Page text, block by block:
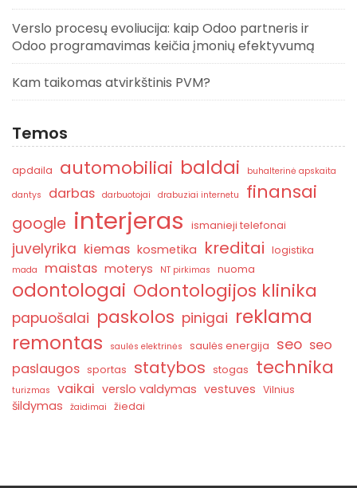
Verslo procesų evoliucija: kaip Odoo partneris ir
Odoo programavimas keičia įmonių efektyvumą
Kam taikomas atvirkštinis PVM?
Temos
apdaila automobiliai baldai
buhalterinė apskaita
dantys
darbas darbuotojai drabuziai internetu finansai
google interjeras ismanieji telefonai
juvelyrika kiemas kosmetika kreditai logistika
mada maistas moterys NT pirkimas nuoma
odontologai Odontologijos klinika
papuošalai paskolos pinigai reklama
remontas
saulės elektrinės saulės energija seo seo
paslaugos sportas statybos stogas technika
turizmas vaikai verslo valdymas vestuves Vilnius
šildymas žaidimai žiedai